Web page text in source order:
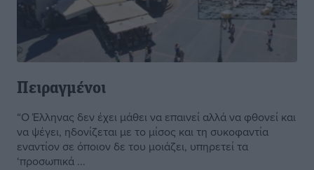
Πειραγμένοι
“Ο Έλληνας δεν έχει μάθει να επαινεί αλλά να φθονεί και
να ψέγει, ηδονίζεται με το μίσος και τη συκοφαντία
εναντίον σε όποιον δε του μοιάζει, υπηρετεί τα
‘προσωπικά ...